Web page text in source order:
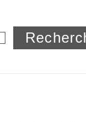
et sous-